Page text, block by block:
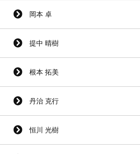
岡本 卓
提中 晴樹
根本 拓美
丹治 克行
恒川 光樹